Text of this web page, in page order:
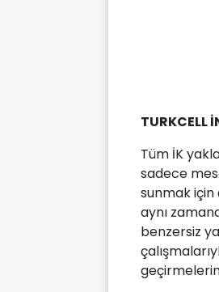
TURKCELL
Tüm İK
sadece
sunmak için
aynı
benzersiz